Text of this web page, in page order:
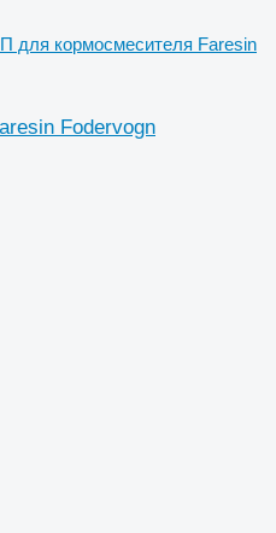
для кормосмесителя Faresin
Fodervogn